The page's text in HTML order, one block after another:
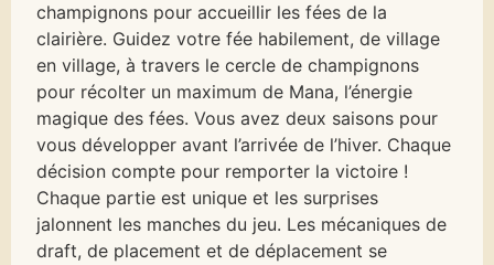
champignons pour accueillir les fées de la
clairière. Guidez votre fée habilement, de village
en village, à travers le cercle de champignons
pour récolter un maximum de Mana, l’énergie
magique des fées. Vous avez deux saisons pour
vous développer avant l’arrivée de l’hiver. Chaque
décision compte pour remporter la victoire !
Chaque partie est unique et les surprises
jalonnent les manches du jeu. Les mécaniques de
draft, de placement et de déplacement se